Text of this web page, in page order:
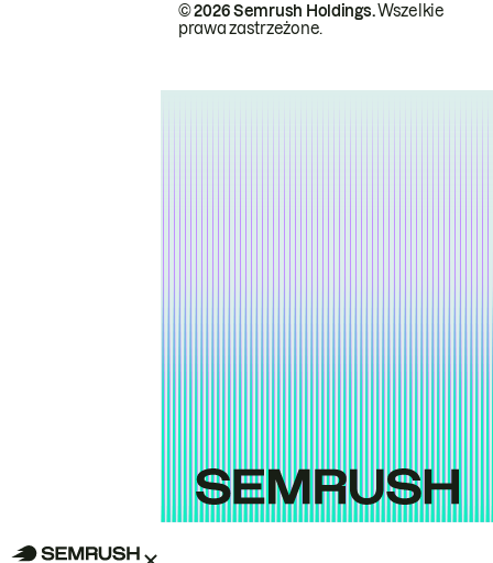
© 2026 Semrush Holdings.Wszelkie
prawa zastrzeżone.